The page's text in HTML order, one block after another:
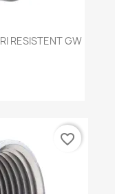
RESISTENT GW
favorite_border